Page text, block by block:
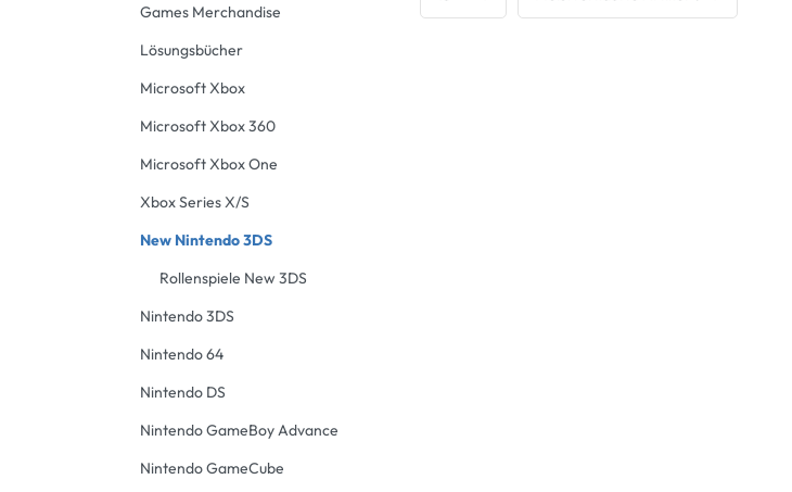
Games Merchandise
Lösungsbücher
Microsoft Xbox
Microsoft Xbox 360
Microsoft Xbox One
Xbox Series X/S
New Nintendo 3DS
Rollenspiele New 3DS
Nintendo 3DS
Nintendo 64
Nintendo DS
Nintendo GameBoy Advance
Nintendo GameCube
Übernehmen